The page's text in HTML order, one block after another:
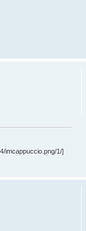
imcappuccio.png/1/]